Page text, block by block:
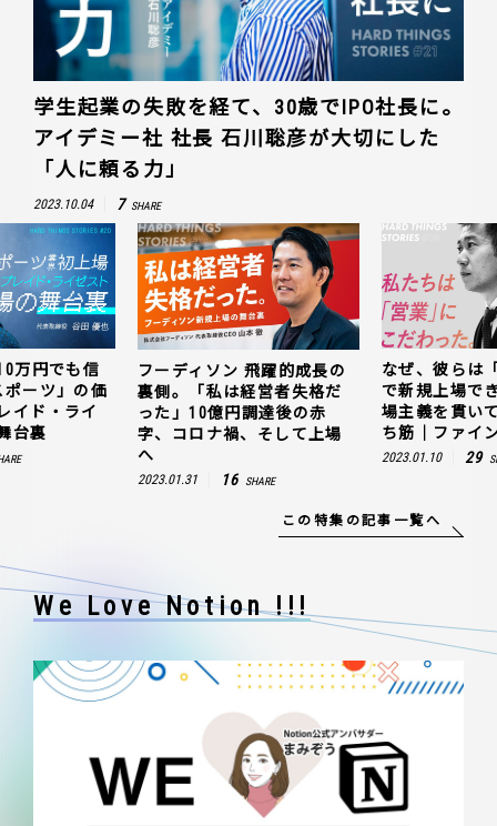
学生起業の失敗を経て、30歳でIPO社長に。
アイデミー社 社長 石川聡彦が大切にした
「人に頼る力」
2023.10.04 7 SHARE
万円でも信
ーツ」の価
イド・ライ
台裏
フーディソン 飛躍的成長の
裏側。「私は経営者失格だ
った」10億円調達後の赤
字、コロナ禍、そして上場
へ
2023.01.31 16 SHARE
なぜ、彼らは
で新規上場で
場主義を貫い
ち筋｜ファイ
2023.01.10 29
この特集の記事一覧へ
We Love Notion !!!